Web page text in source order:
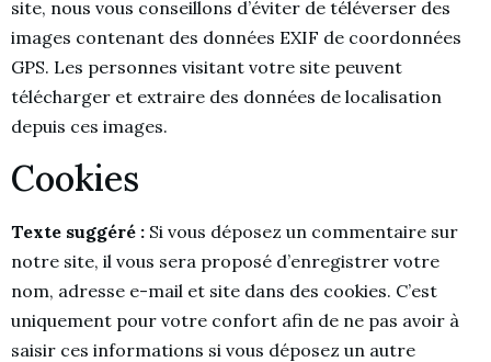
site, nous vous conseillons d’éviter de téléverser des
images contenant des données EXIF de coordonnées
GPS. Les personnes visitant votre site peuvent
télécharger et extraire des données de localisation
depuis ces images.
Cookies
Texte suggéré : Si vous déposez un commentaire sur
notre site, il vous sera proposé d’enregistrer votre
nom, adresse e-mail et site dans des cookies. C’est
uniquement pour votre confort afin de ne pas avoir à
saisir ces informations si vous déposez un autre